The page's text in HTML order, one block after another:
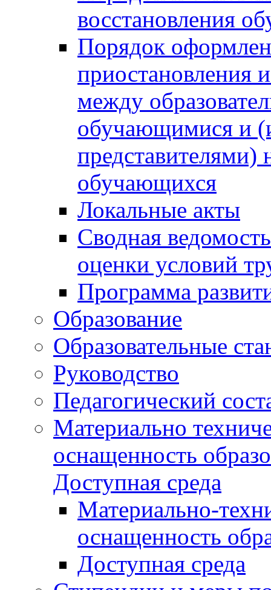
восстановления
Порядок
приостановления
между
обучающимися и
представителями)
обучающихся
Локальные акты
Сводная
оценки условий
Программа
Образование
Образовательные
Руководство
Педагогический
Материально
оснащенность
Доступная среда
Материально-
оснащенность
Доступная среда